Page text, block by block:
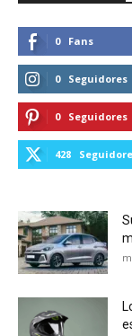
0 Fans
0 Seguidores
0 Seguidores
428